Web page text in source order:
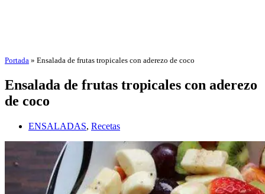
Portada » Ensalada de frutas tropicales con aderezo de coco
Ensalada de frutas tropicales con aderezo
de coco
ENSALADAS, Recetas